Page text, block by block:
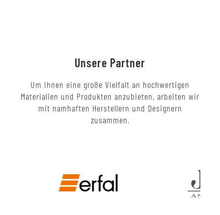
Unsere Partner
Um Ihnen eine große Vielfalt an hochwertigen
Materialien und Produkten anzubieten, arbeiten wir
mit namhaften Herstellern und Designern
zusammen.